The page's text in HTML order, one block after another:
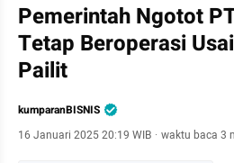
Pemerintah Ngotot
Tetap Beroperasi
Pailit
kumparanBISNIS
16 Januari 2025 20:19 WIB · waktu baca 3